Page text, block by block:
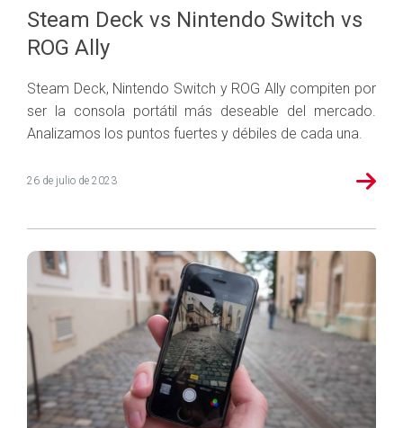
Steam Deck vs Nintendo Switch vs
ROG Ally
Steam Deck, Nintendo Switch y ROG Ally compiten por
ser la consola portátil más deseable del mercado.
Analizamos los puntos fuertes y débiles de cada una.
26 de julio de 2023